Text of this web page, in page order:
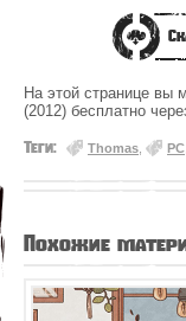
На этой странице вы
(2012) бесплатно
Теги: Thomas PC
Похожие